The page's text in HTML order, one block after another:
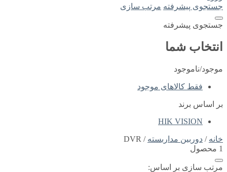
جستجوی پیشرفته مرتب سازی
جستجوی پیشرفته
انتخاب شما
موجود/ناموجود
فقط کالاهای موجود
بر اساس برند
HIK VISION
خانه / دوربین مداربسته / DVR
1 محصول
مرتب سازی بر اساس: